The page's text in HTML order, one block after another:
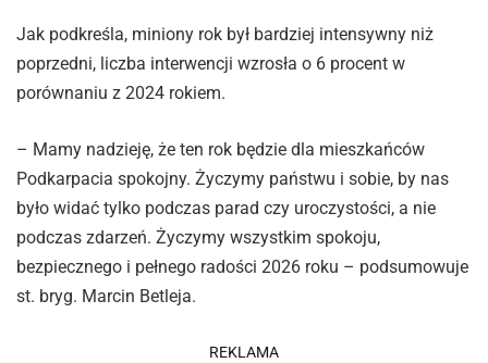
Jak podkreśla, miniony rok był bardziej intensywny niż
poprzedni, liczba interwencji wzrosła o 6 procent w
porównaniu z 2024 rokiem.
– Mamy nadzieję, że ten rok będzie dla mieszkańców
Podkarpacia spokojny. Życzymy państwu i sobie, by nas
było widać tylko podczas parad czy uroczystości, a nie
podczas zdarzeń. Życzymy wszystkim spokoju,
bezpiecznego i pełnego radości 2026 roku – podsumowuje
st. bryg. Marcin Betleja.
REKLAMA